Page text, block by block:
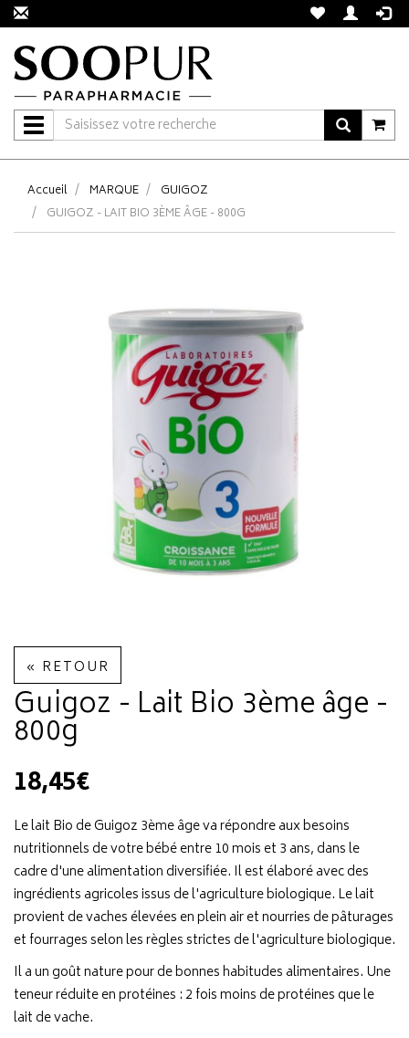
Navigation
Accueil MARQUE
GUIGOZ
GUIGOZ - LAIT BIO 3ÈME ÂGE - 800G
« RETOUR
Guigoz - Lait Bio 3ème âge -
800g
18,45€
Le lait Bio de Guigoz 3ème âge va répondre aux besoins
nutritionnels de votre bébé entre 10 mois et 3 ans, dans le
cadre d'une alimentation diversifiée. Il est élaboré avec des
ingrédients agricoles issus de l'agriculture biologique. Le lait
provient de vaches élevées en plein air et nourries de pâturages
et fourrages selon les règles strictes de l'agriculture biologique.
Il a un goût nature pour de bonnes habitudes alimentaires. Une
teneur réduite en protéines : 2 fois moins de protéines que le
lait de vache.